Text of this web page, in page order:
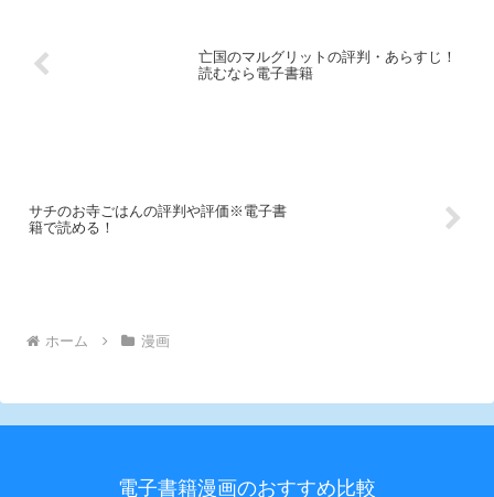
亡国のマルグリットの評判・あらすじ！
読むなら電子書籍
サチのお寺ごはんの評判や評価※電子書
籍で読める！
ホーム 漫画
電子書籍漫画のおすすめ比較